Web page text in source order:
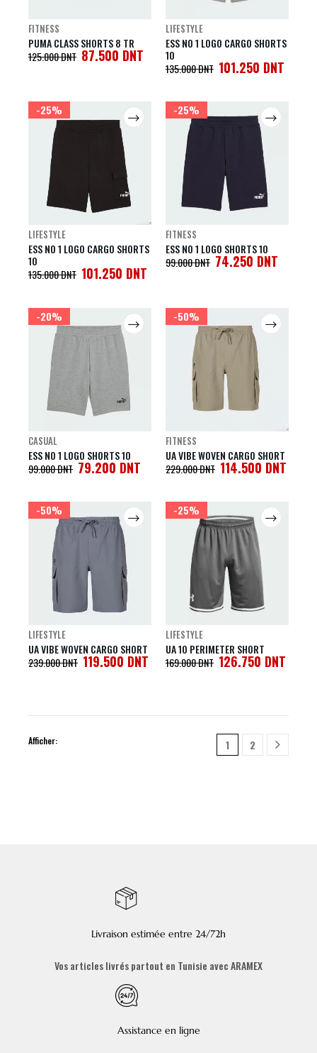
FITNESS
PUMA CLASS SHORTS 8 TR
125.000DNT 87.500 DNT
LIFESTYLE
ESS NO 1 LOGO CARGO SHORTS
10
135.000DNT 101.250 DNT
-25%
LIFESTYLE
ESS NO 1 LOGO CARGO SHORTS
10
135.000DNT 101.250 DNT
-25%
FITNESS
ESS NO 1 LOGO SHORTS 10
99.000DNT 74.250 DNT
-20%
CASUAL
ESS NO 1 LOGO SHORTS 10
99.000DNT 79.200 DNT
-50%
FITNESS
UA VIBE WOVEN CARGO SHORT
229.000DNT 114.500 DNT
-50%
LIFESTYLE
UA VIBE WOVEN CARGO SHORT
239.000DNT 119.500 DNT
-25%
LIFESTYLE
UA 10 PERIMETER SHORT
169.000DNT 126.750 DNT
Afficher: 1 2
Livraison estimée entre 24/72h
Vos articles livrés partout en Tunisie avec ARAMEX
Assistance en ligne